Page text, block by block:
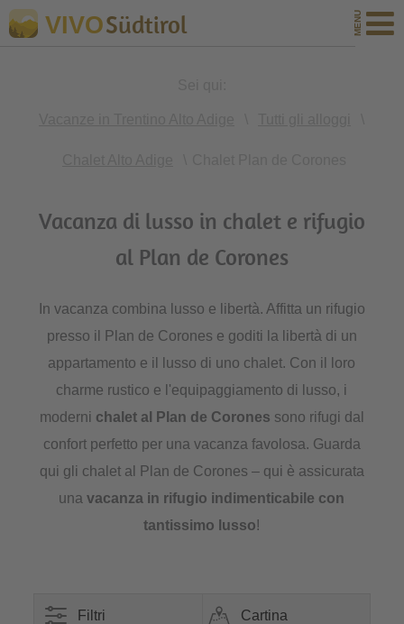
VIVOSüdtirol
Vacanza di lusso in chalet e rifugio
al Plan de Corones
In vacanza combina lusso e libertà. Affitta un rifugio
presso il Plan de Corones e goditi la libertà di un
appartamento e il lusso di uno chalet. Con il loro
charme rustico e l'equipaggiamento di lusso, i
moderni chalet al Plan de Corones sono rifugi dal
confort perfetto per una vacanza favolosa. Guarda
qui gli chalet al Plan de Corones – qui è assicurata
unavacanza in rifugio indimenticabile con
tantissimo lusso!
Filtri Cartina